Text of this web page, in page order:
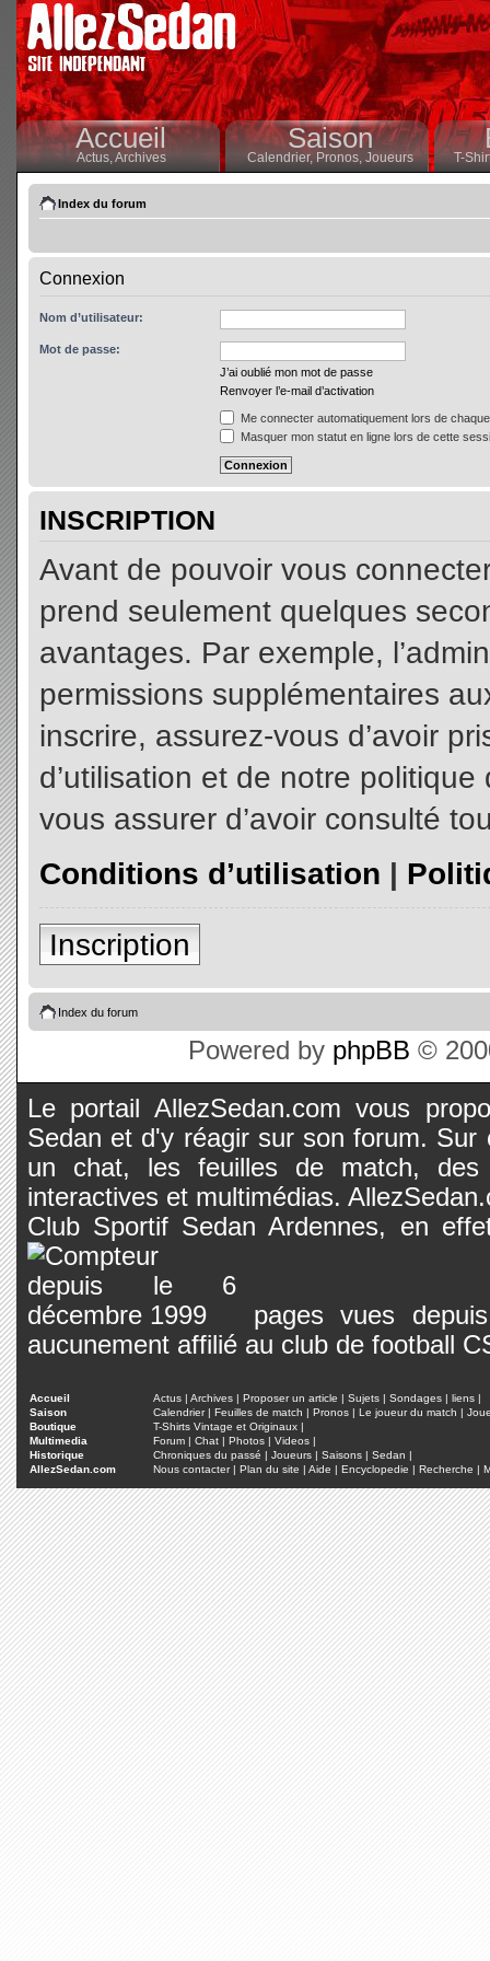
Accueil
Actus,Archives
Saison
Calendrier,Pronos, Joueurs T-
Index du forum
Connexion
Nom d’utilisateur:
Mot de passe:
J’ai oublié mon mot de passe
Renvoyer l’e-mail d’activation
Me connecter automatiquement lors de
Masquer mon statut en ligne lors de cette
INSCRIPTION
Avant de pouvoir vous
prend seulement quelques
avantages. Par exemple,
permissions supplémentaires
inscrire, assurez-vous d’avoir
d’utilisation et de notre
vous assurer d’avoir consulté
Conditions d’utilisation |
Inscription
Index du forum
Powered by phpBB ©
Le portail AllezSedan.com vous
Sedan et d'y réagir sur son forum.
un chat, les feuilles de match, des
interactives et multimédias.
Club Sportif Sedan Ardennes, en
pages vues
aucunement affilié au club de football
Accueil Actus | Archives | Proposer un article | Sujets | Sondages | liens |
Saison
Calendrier| Feuilles de match | Pronos | Le joueur du match |
Boutique
T-Shirts Vintage et Originaux |
Multimedia
Forum | Chat | Photos | Videos |
Historique
Chroniques du passé | Joueurs | Saisons | Sedan |
AllezSedan.com
Nous contacter| Plan du site | Aide | Encyclopedie | Recherche |